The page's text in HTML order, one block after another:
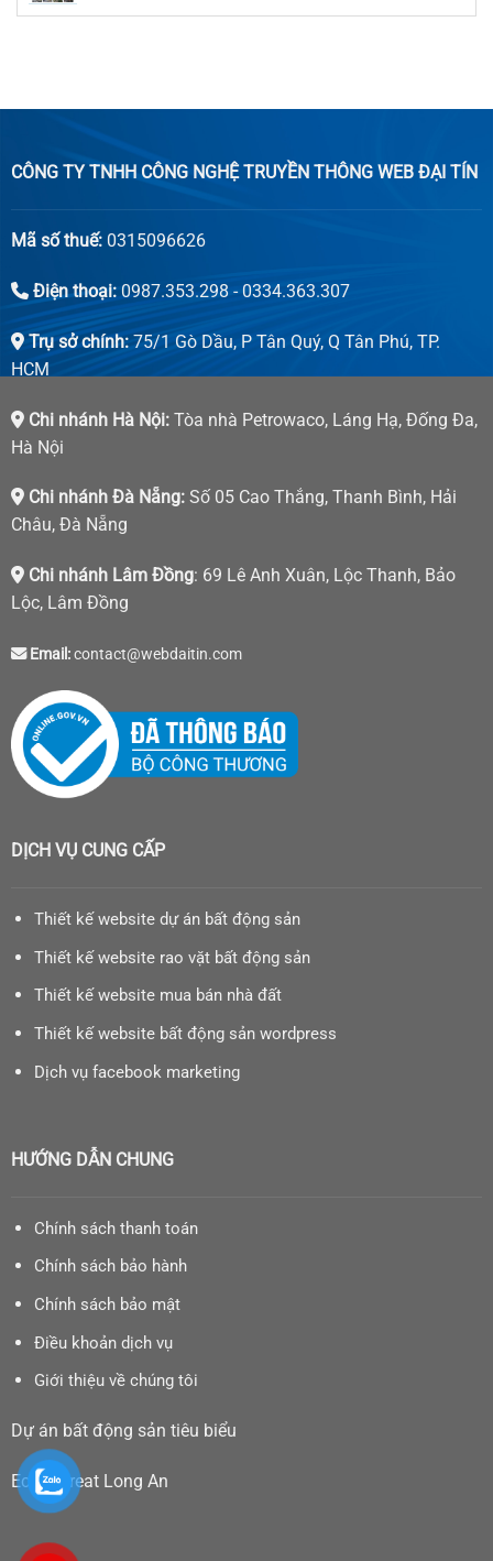
CÔNG TY TNHH CÔNG NGHỆ TRUYỀN THÔNG WEB ĐẠI TÍN
Mã số thuế:0315096626
Điện thoại:0987.353.298 - 0334.363.307
Trụ sở chính:75/1 Gò Dầu, P Tân Quý, Q Tân Phú, TP.
HCM
Chi nhánh Hà Nội:Tòa nhà Petrowaco, Láng Hạ, Đống Đa,
Hà Nội
Chi nhánh Đà Nẵng:Số 05 Cao Thắng, Thanh Bình, Hải
Châu, Đà Nẵng
Chi nhánh Lâm Đồng: 69 Lê Anh Xuân, Lộc Thanh, Bảo
Lộc, Lâm Đồng
Email:contact@webdaitin.com
DỊCH VỤ CUNG CẤP
Thiết kế website dự án bất động sản
Thiết kế website rao vặt bất động sản
Thiết kế website mua bán nhà đất
Thiết kế website bất động sản wordpress
Dịch vụ facebook marketing
HƯỚNG DẪN CHUNG
Chính sách thanh toán
Chính sách bảo hành
Chính sách bảo mật
Điều khoản dịch vụ
Giới thiệu về chúng tôi
Dự án bất động sản tiêu biểu
Eco Retreat Long An